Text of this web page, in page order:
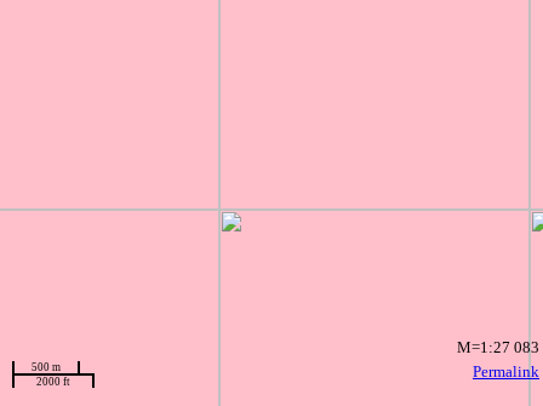
Permalink
500 m
2000 ft
M=1:27 083